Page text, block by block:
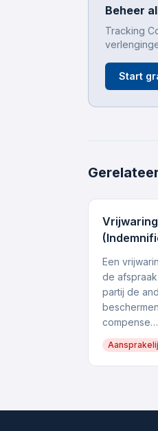
Beheer
Tracking
Start
Vrijwaring
Een
de
partij de
compense…